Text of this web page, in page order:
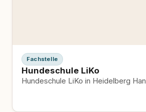
Fachstelle
Hundeschule LiKo
Hundeschule LiKo in Heidelberg